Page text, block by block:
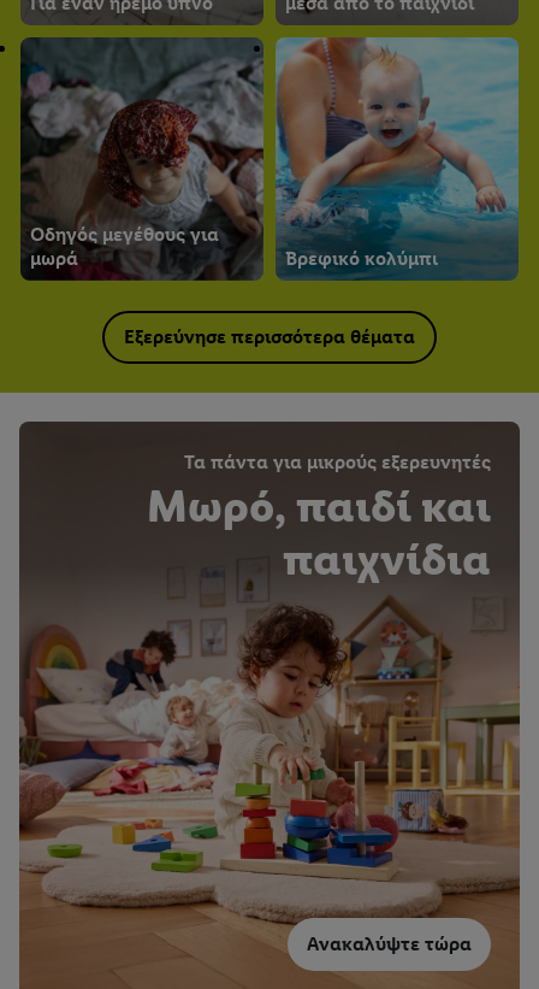
Οδηγός μεγέθους για
μωρά
Βρεφικό κολύμπι
Εξερεύνησε περισσότερα θέματα
Τα πάντα για μικρούς εξερευνητές
Μωρό, παιδί και
παιχνίδια
Ανακαλύψτε τώρα